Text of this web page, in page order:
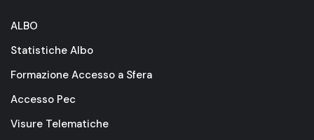
ALBO
Statistiche Albo
Formazione Accesso a Sfera
Accesso Pec
Visure Telematiche